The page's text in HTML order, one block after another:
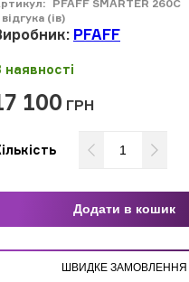
PFAFF SMARTER 260C
відгука (ів)
PFAFF
наявності
100 ГРН
Додати в кошик
ШВИДКЕ ЗАМОВЛЕННЯ